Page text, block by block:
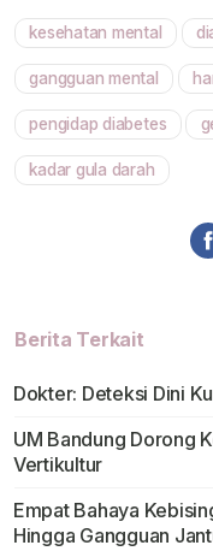
kesehatan mental
gangguan mental
pengidap diabetes
kadar gula darah
Berita Terkait
Dokter: Deteksi Dini
UM Bandung Dorong
Vertikultur
Empat Bahaya
Hingga Gangguan